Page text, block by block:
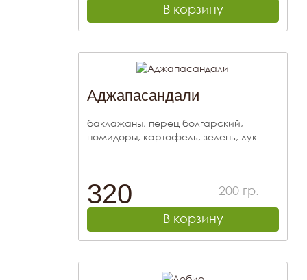
В корзину
Аджапасандали
баклажаны, перец болгарский,
помидоры, картофель, зелень, лук
320 200 гр.
В корзину